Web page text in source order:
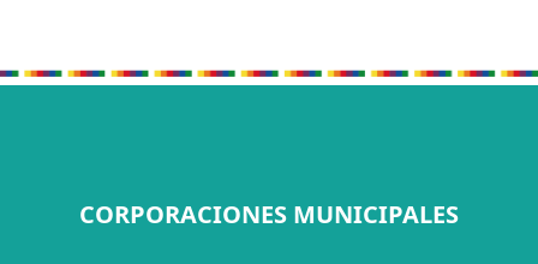
CORPORACIONES MUNICIPALES